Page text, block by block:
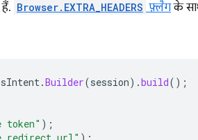
Browser.EXTRA_HEADERS फ़्लैगके
.Builder(session).build();
token" );